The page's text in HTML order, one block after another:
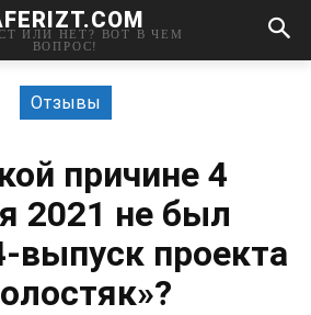
ИЛИ НЕТ? ВОТ В ЧЕМ
ВОПРОС!
Отзывы
причине 4
2021 не был
выпуск проекта